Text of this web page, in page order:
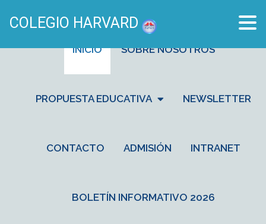
INICIO SOBRE NOSOTROS
PROPUESTA EDUCATIVA NEWSLETTER
CONTACTO ADMISIÓN INTRANET
BOLETÍN INFORMATIVO 2026
COLEGIO HARVARD